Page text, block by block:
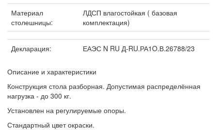
Материал
столешницы:
ЛДСП влагостойкая ( базовая
комплектация)
Декларация: ЕАЭС N RU Д-RU.РА1O.В.26788/23
Описание и характеристики
Конструкция стола разборная. Допустимая распределённая
нагрузка - до 300 кг.
Установлен на регулируемые опоры.
Стандартный цвет окраски.